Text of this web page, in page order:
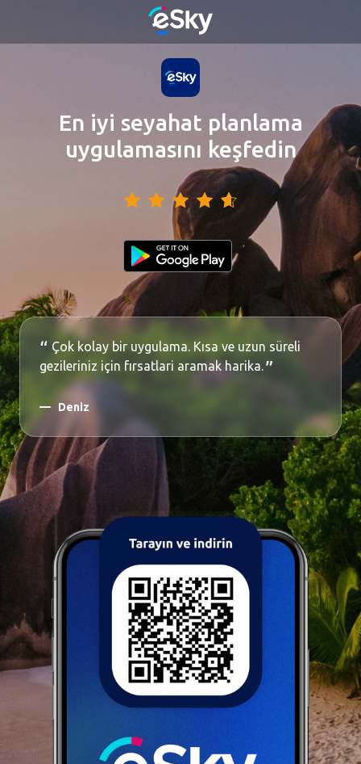
En iyi seyahat planlama
uygulamasını keşfedin
Çok kolay bir uygulama. Kısa ve uzun süreli
gezileriniz için fırsatlari aramak harika.
Deniz